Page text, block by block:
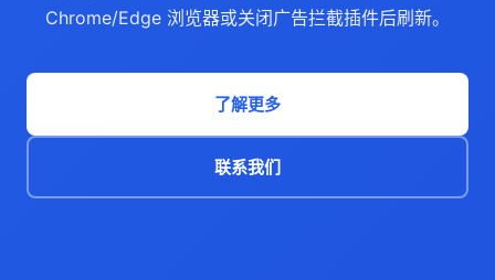
Chrome/Edge 浏览器或关闭广告拦截插件后刷新。
了解更多
联系我们